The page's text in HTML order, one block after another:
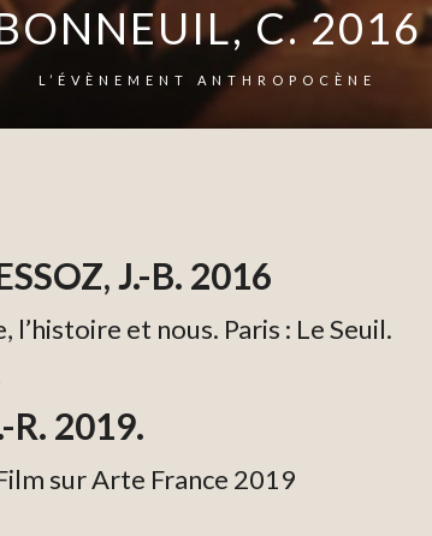
C. 2016
L’ÉVÈNEMENT ANTHROPOCÈNE
J.-B. 2016
et nous. Paris : Le Seuil.
R. 2019.
sur Arte France 2019